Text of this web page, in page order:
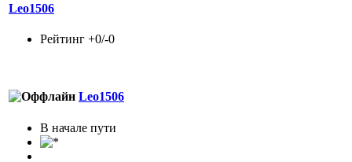
Leo1506
Рейтинг +0/-0
Leo1506
В начале пути